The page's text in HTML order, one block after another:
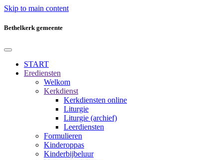
Skip to main content
Bethelkerk gemeente
START
Erediensten
Welkom
Kerkdienst
Kerkdiensten online
Liturgie
Liturgie (archief)
Leerdiensten
Formulieren
Kinderoppas
Kinderbijbeluur